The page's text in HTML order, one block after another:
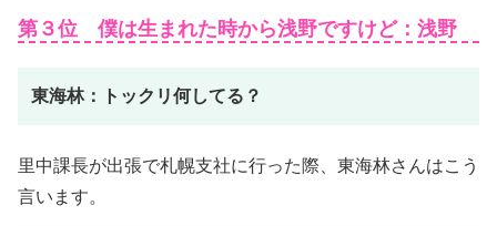
第３位 僕は生まれた時から浅野ですけど：浅野
東海林：トックリ何してる？
里中課長が出張で札幌支社に行った際、東海林さんはこう
言います。